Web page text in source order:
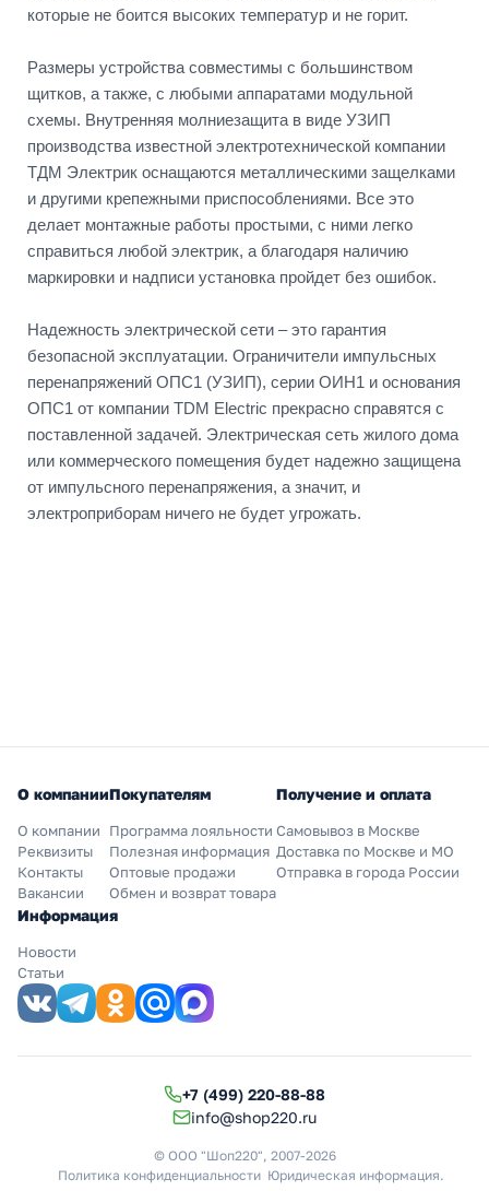
которые не боится высоких температур и не горит.
Размеры устройства совместимы с большинством
щитков, а также, с любыми аппаратами модульной
схемы. Внутренняя молниезащита в виде УЗИП
производства известной электротехнической компании
ТДМ Электрик оснащаются металлическими защелками
и другими крепежными приспособлениями. Все это
делает монтажные работы простыми, с ними легко
справиться любой электрик, а благодаря наличию
маркировки и надписи установка пройдет без ошибок.
Надежность электрической сети – это гарантия
безопасной эксплуатации. Ограничители импульсных
перенапряжений ОПС1 (УЗИП), серии ОИН1 и основания
ОПС1 от компании TDM Electric прекрасно справятся с
поставленной задачей. Электрическая сеть жилого дома
или коммерческого помещения будет надежно защищена
от импульсного перенапряжения, а значит, и
электроприборам ничего не будет угрожать.
О компании
О компании
Реквизиты
Контакты
Вакансии
Покупателям
Программа лояльности
Полезная информация
Оптовые продажи
Обмен и возврат товара
Получение и оплата
Самовывоз в Москве
Доставка по Москве и МО
Отправка в города России
Информация
Новости
Статьи
+7 (499) 220-88-88
info@shop220.ru
© ООО "Шоп220", 2007-2026
Политика конфиденциальности Юридическая информация.